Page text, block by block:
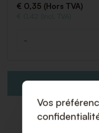
€ 0,35 (Hors TVA)
€ 0,42 (Incl. TVA)
-
AJOUTER À LA
Vos